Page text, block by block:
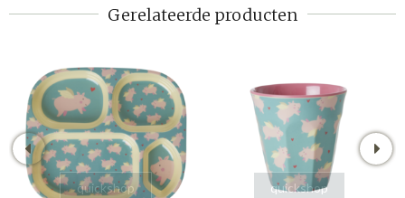
Gerelateerde producten
quickshop quickshop